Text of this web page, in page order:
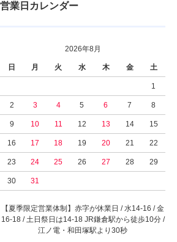
営業日カレンダー
2026年8月
日 月 火 水 木 金 土
1
2 3 4 5 6 7 8
9 10 11 12 13 14 15
16 17 18 19 20 21 22
23 24 25 26 27 28 29
30 31
【夏季限定営業体制】赤字が休業日 / 水14-16 / 金
16-18 / 土日祭日は14-18 JR鎌倉駅から徒歩10分 /
江ノ電・和田塚駅より30秒